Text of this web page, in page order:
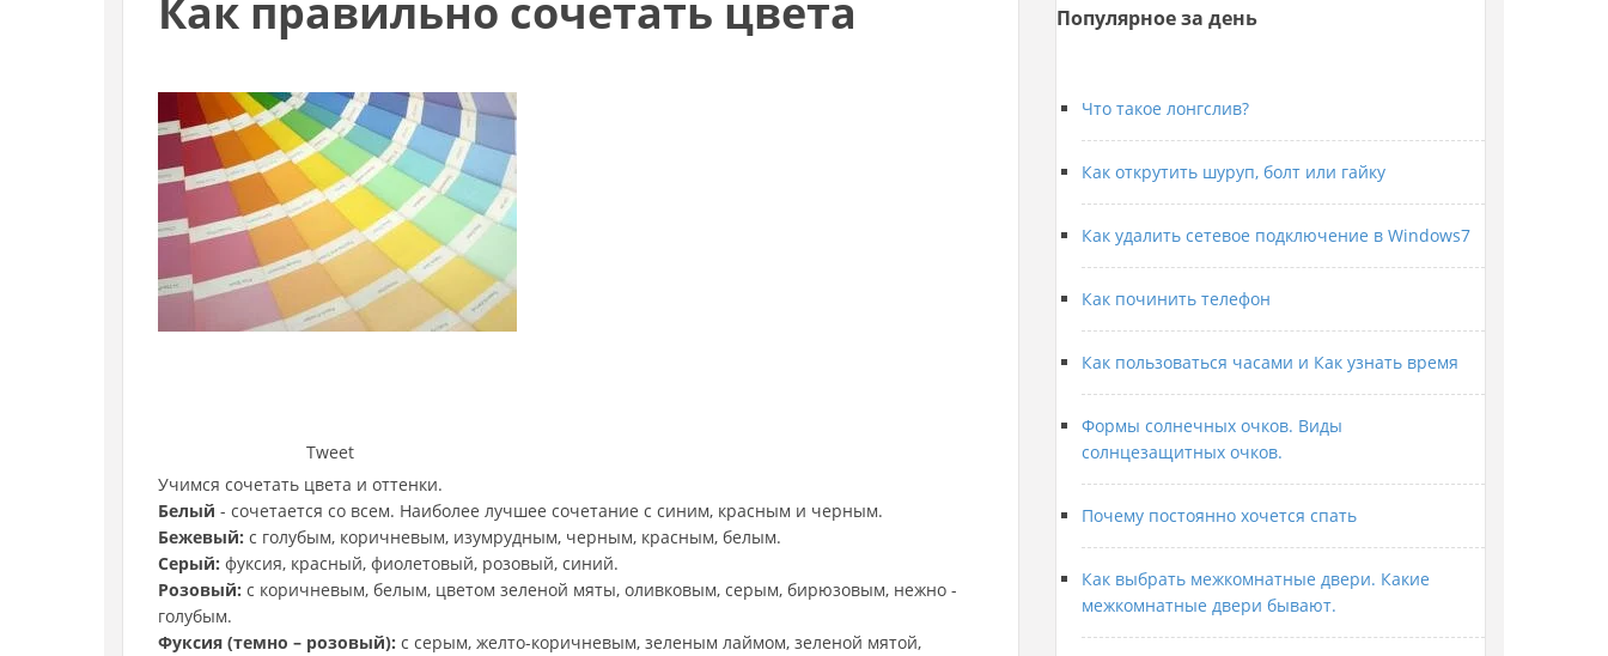
Как правильно сочетать цвета
Tweet
Учимся сочетать цвета и оттенки.
Белый - сочетается со всем. Наиболее лучшее сочетание с синим, красным и черным.
Бежевый: с голубым, коричневым, изумрудным, черным, красным, белым.
Серый: фуксия, красный, фиолетовый, розовый, синий.
Розовый: с коричневым, белым, цветом зеленой мяты, оливковым, серым, бирюзовым, нежно -
голубым.
Фуксия (темно – розовый): с серым, желто-коричневым, зеленым лаймом, зеленой мятой,
Популярное за день
Что такое лонгслив?
Как открутить шуруп, болт или гайку
Как удалить сетевое подключение в Windows7
Как починить телефон
Как пользоваться часами и Как узнать время
Формы солнечных очков. Виды
солнцезащитных очков.
Почему постоянно хочется спать
Как выбрать межкомнатные двери. Какие
межкомнатные двери бывают.